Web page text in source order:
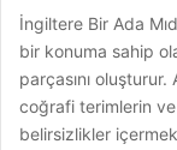
İngiltere Bir Ada
bir konuma sahip
parçasını oluşturur.
coğrafi terimlerin ve
belirsizlikler